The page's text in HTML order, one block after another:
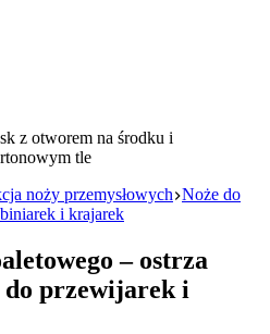
noży przemysłowych Noże do
i krajarek
– ostrza
do przewijarek i